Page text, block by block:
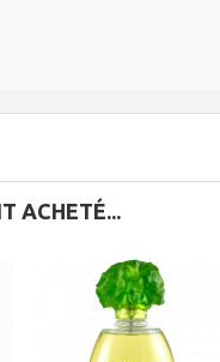
ACHETÉ...